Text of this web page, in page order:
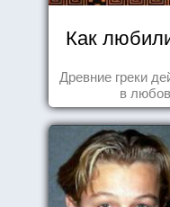
Как
Древние греки
в